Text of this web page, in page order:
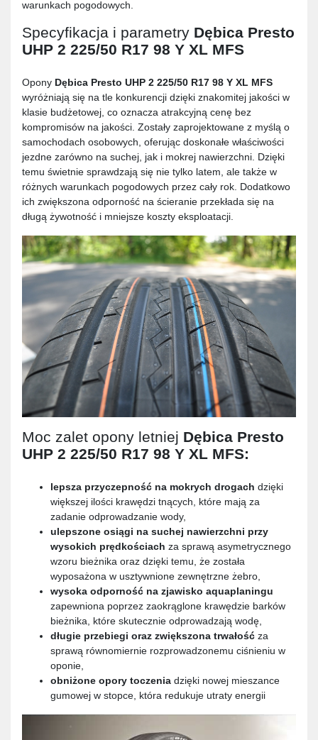
warunkach pogodowych.
Specyfikacja i parametry Dębica Presto
UHP 2 225/50 R17 98 Y XL MFS
Opony Dębica Presto UHP 2 225/50 R17 98 Y XL MFS
wyróżniają się na tle konkurencji dzięki znakomitej jakości w
klasie budżetowej, co oznacza atrakcyjną cenę bez
kompromisów na jakości. Zostały zaprojektowane z myślą o
samochodach osobowych, oferując doskonałe właściwości
jezdne zarówno na suchej, jak i mokrej nawierzchni. Dzięki
temu świetnie sprawdzają się nie tylko latem, ale także w
różnych warunkach pogodowych przez cały rok. Dodatkowo
ich zwiększona odporność na ścieranie przekłada się na
długą żywotność i mniejsze koszty eksploatacji.
Moc zalet opony letniej Dębica Presto
UHP 2 225/50 R17 98 Y XL MFS:
lepsza przyczepność na mokrych drogach dzięki
większej ilości krawędzi tnących, które mają za
zadanie odprowadzanie wody,
ulepszone osiągi na suchej nawierzchni przy
wysokich prędkościach za sprawą asymetrycznego
wzoru bieżnika oraz dzięki temu, że została
wyposażona w usztywnione zewnętrzne żebro,
wysoka odporność na zjawisko aquaplaningu
zapewniona poprzez zaokrąglone krawędzie barków
bieżnika, które skutecznie odprowadzają wodę,
długie przebiegi oraz zwiększona trwałość za
sprawą równomiernie rozprowadzonemu ciśnieniu w
oponie,
obniżone opory toczenia dzięki nowej mieszance
gumowej w stopce, która redukuje utraty energii